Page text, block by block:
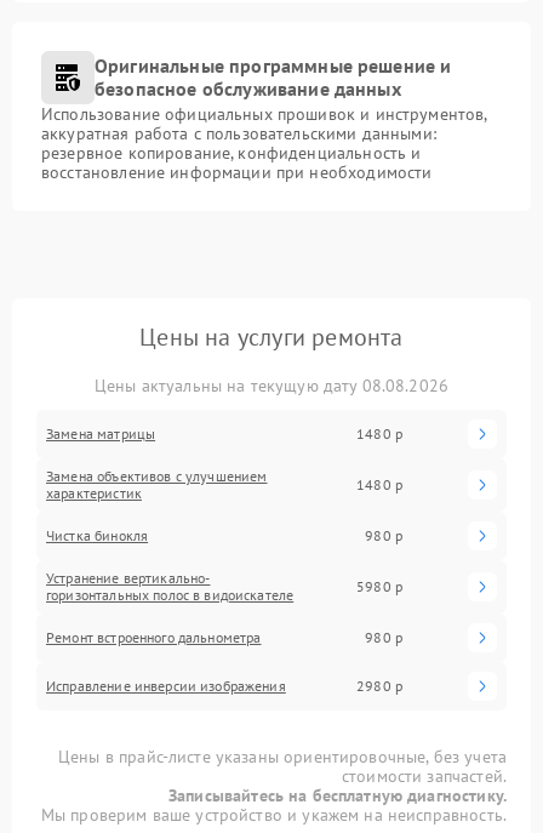
Оригинальные программные решение и
безопасное обслуживание данных
Использование официальных прошивок и инструментов,
аккуратная работа с пользовательскими данными:
резервное копирование, конфиденциальность и
восстановление информации при необходимости
Цены на услуги ремонта
Цены актуальны на текущую дату 08.08.2026
Замена матрицы 1480 р
Замена объективов с улучшением
характеристик
1480 р
Чистка бинокля 980 р
Устранение вертикально-
горизонтальных полос в видоискателе
5980 р
Ремонт встроенного дальнометра 980 р
Исправление инверсии изображения 2980 р
Цены в прайс-листе указаны ориентировочные, без учета
стоимости запчастей.
Записывайтесь на бесплатную диагностику.
Мы проверим ваше устройство и укажем на неисправность.